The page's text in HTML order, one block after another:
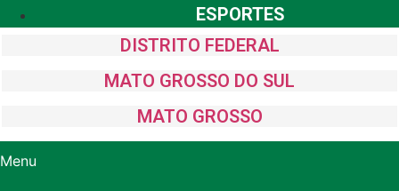
ESPORTES
DISTRITO FEDERAL
MATO GROSSO DO SUL
MATO GROSSO
Menu